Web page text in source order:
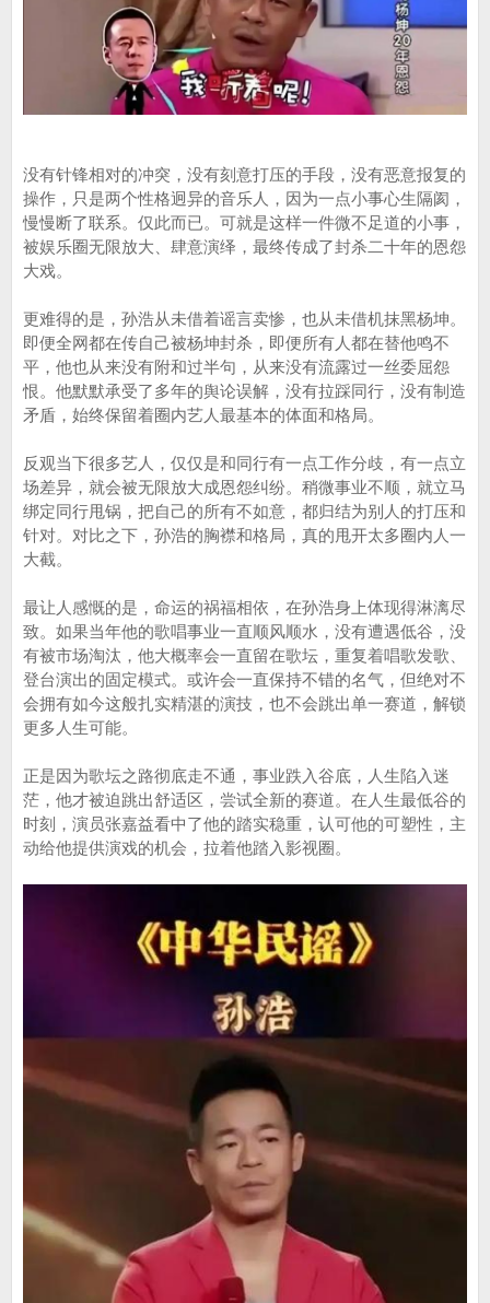
没有针锋相对的冲突，没有刻意打压的手段，没有恶意报复的
操作，只是两个性格迥异的音乐人，因为一点小事心生隔阂，
慢慢断了联系。仅此而已。可就是这样一件微不足道的小事，
被娱乐圈无限放大、肆意演绎，最终传成了封杀二十年的恩怨
大戏。
更难得的是，孙浩从未借着谣言卖惨，也从未借机抹黑杨坤。
即便全网都在传自己被杨坤封杀，即便所有人都在替他鸣不
平，他也从来没有附和过半句，从来没有流露过一丝委屈怨
恨。他默默承受了多年的舆论误解，没有拉踩同行，没有制造
矛盾，始终保留着圈内艺人最基本的体面和格局。
反观当下很多艺人，仅仅是和同行有一点工作分歧，有一点立
场差异，就会被无限放大成恩怨纠纷。稍微事业不顺，就立马
绑定同行甩锅，把自己的所有不如意，都归结为别人的打压和
针对。对比之下，孙浩的胸襟和格局，真的甩开太多圈内人一
大截。
最让人感慨的是，命运的祸福相依，在孙浩身上体现得淋漓尽
致。如果当年他的歌唱事业一直顺风顺水，没有遭遇低谷，没
有被市场淘汰，他大概率会一直留在歌坛，重复着唱歌发歌、
登台演出的固定模式。或许会一直保持不错的名气，但绝对不
会拥有如今这般扎实精湛的演技，也不会跳出单一赛道，解锁
更多人生可能。
正是因为歌坛之路彻底走不通，事业跌入谷底，人生陷入迷
茫，他才被迫跳出舒适区，尝试全新的赛道。在人生最低谷的
时刻，演员张嘉益看中了他的踏实稳重，认可他的可塑性，主
动给他提供演戏的机会，拉着他踏入影视圈。